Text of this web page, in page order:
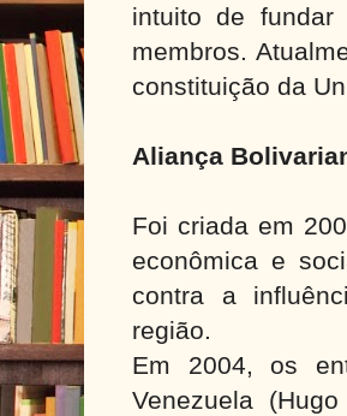
intuito de
membros.
constituição da
Aliança
Foi criada em
econômica e
contra a
região.
Em 2004, os
Venezuela